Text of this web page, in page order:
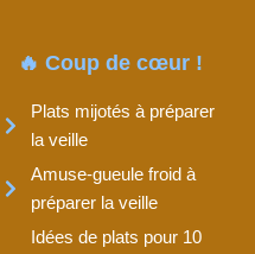
🔥 Coup de cœur !
Plats mijotés à préparer
la veille
Amuse-gueule froid à
préparer la veille
Idées de plats pour 10